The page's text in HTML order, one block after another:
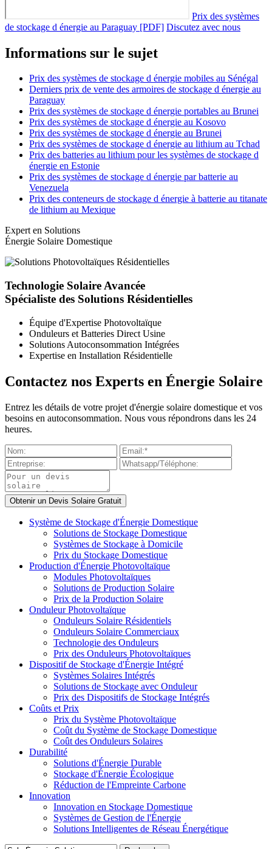
Prix des systèmes
de stockage d énergie au Paraguay [PDF] Discutez avec nous
Informations sur le sujet
Prix des systèmes de stockage d énergie mobiles au Sénégal
Derniers prix de vente des armoires de stockage d énergie au
Paraguay
Prix des systèmes de stockage d énergie portables au Brunei
Prix des systèmes de stockage d énergie au Kosovo
Prix des systèmes de stockage d énergie au Brunei
Prix des systèmes de stockage d énergie au lithium au Tchad
Prix des batteries au lithium pour les systèmes de stockage d
énergie en Estonie
Prix des systèmes de stockage d énergie par batterie au
Venezuela
Prix des conteneurs de stockage d énergie à batterie au titanate
de lithium au Mexique
Expert en Solutions
Énergie Solaire Domestique
Technologie Solaire Avancée
Spécialiste des Solutions Résidentielles
Équipe d'Expertise Photovoltaïque
Onduleurs et Batteries Direct Usine
Solutions Autoconsommation Intégrées
Expertise en Installation Résidentielle
Contactez nos Experts en Énergie Solaire
Entrez les détails de votre projet d'énergie solaire domestique et vos
besoins en autoconsommation. Nous vous répondrons dans les 24
heures.
Système de Stockage d'Énergie Domestique
Solutions de Stockage Domestique
Systèmes de Stockage à Domicile
Prix du Stockage Domestique
Production d'Énergie Photovoltaïque
Modules Photovoltaïques
Solutions de Production Solaire
Prix de la Production Solaire
Onduleur Photovoltaïque
Onduleurs Solaire Résidentiels
Onduleurs Solaire Commerciaux
Technologie des Onduleurs
Prix des Onduleurs Photovoltaïques
Dispositif de Stockage d'Énergie Intégré
Systèmes Solaires Intégrés
Solutions de Stockage avec Onduleur
Prix des Dispositifs de Stockage Intégrés
Coûts et Prix
Prix du Système Photovoltaïque
Coût du Système de Stockage Domestique
Coût des Onduleurs Solaires
Durabilité
Solutions d'Énergie Durable
Stockage d'Énergie Écologique
Réduction de l'Empreinte Carbone
Innovation
Innovation en Stockage Domestique
Systèmes de Gestion de l'Énergie
Solutions Intelligentes de Réseau Énergétique